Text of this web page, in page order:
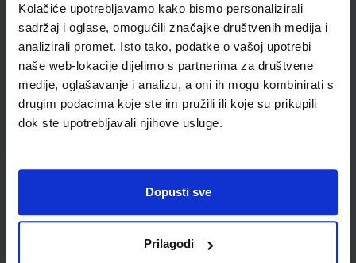
Kolačiće upotrebljavamo kako bismo personalizirali
sadržaj i oglase, omogućili značajke društvenih medija i
analizirali promet. Isto tako, podatke o vašoj upotrebi
naše web-lokacije dijelimo s partnerima za društvene
medije, oglašavanje i analizu, a oni ih mogu kombinirati s
drugim podacima koje ste im pružili ili koje su prikupili
dok ste upotrebljavali njihove usluge.
Dopusti sve
Prilagodi
Vrsta škole
4 GIMNAZIJA+STRUKOVN
Nastavni predmet
NJEMAČKI JEZIK
Reg br min
6245-DOM